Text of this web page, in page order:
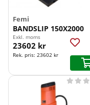
Femi
BANDSLIP 150X2000
Exkl. moms
23602 kr
Rek. pris: 23602 kr
  